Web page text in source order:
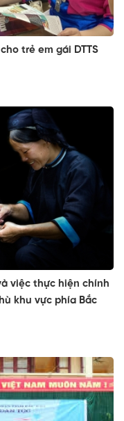
trẻ em gái DTTS
việc thực hiện chính
khu vực phía Bắc